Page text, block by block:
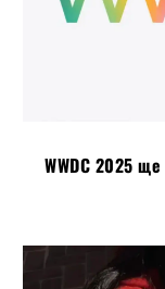
WWDC 2025